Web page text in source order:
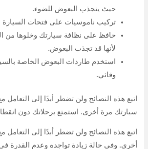
حيث ينجذب البعوض للضوء.
تركيب ناموسيات على فتحات السيارة
حافظ على نظافة سيارتك وخلوها من
لأنها قد تجذب البعوض.
استخدم طاردات البعوض الخاصة
وقائي.
اتبع هذه النصائح ولن تضطر أبدًا إلى
سيارتك مرة أخرى. استمتع برحلاتك دون
اتبع هذه النصائح ولن تضطر أبدًا إلى
أخرى. وفى حالة زيادة تواجده وعدم القدرة